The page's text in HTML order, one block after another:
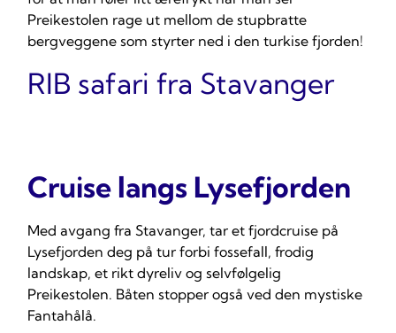
Preikestolen rage ut mellom de stupbratte
bergveggene som styrter ned i den turkise fjorden!
RIB safari fra Stavanger
Cruise langs Lysefjorden
Med avgang fra Stavanger, tar et fjordcruise på
Lysefjorden deg på tur forbi fossefall, frodig
landskap, et rikt dyreliv og selvfølgelig
Preikestolen. Båten stopper også ved den mystiske
Fantahålå.